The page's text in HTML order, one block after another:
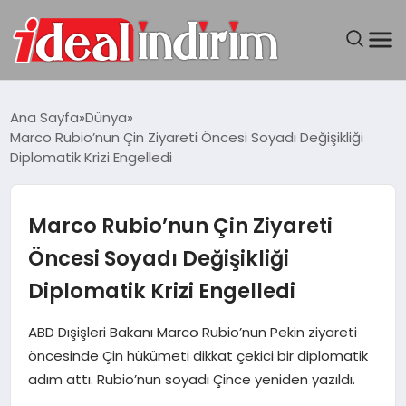
BILGISAYAR
SEYAHAT
TEKNOLOJI
YAŞAM
Ana Sayfa Dünya
Marco Rubio’nun Çin Ziyareti Öncesi Soyadı Değişikliği
Diplomatik Krizi Engelledi
Marco Rubio’nun Çin Ziyareti
Öncesi Soyadı Değişikliği
Diplomatik Krizi Engelledi
ABD Dışişleri Bakanı Marco Rubio’nun Pekin ziyareti
öncesinde Çin hükümeti dikkat çekici bir diplomatik
adım attı. Rubio’nun soyadı Çince yeniden yazıldı.